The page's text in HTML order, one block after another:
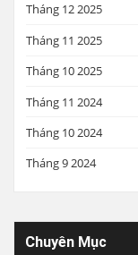
Tháng 12 2025
Tháng 11 2025
Tháng 10 2025
Tháng 11 2024
Tháng 10 2024
Tháng 9 2024
Chuyên Mục